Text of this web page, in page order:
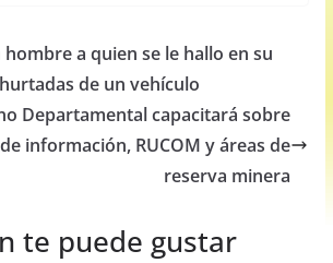
e
n
g
er
e
a quien se le hallo en su
de un vehículo
Departamental capacitará sobre
información, RUCOM y áreas de
reserva minera
te puede gustar